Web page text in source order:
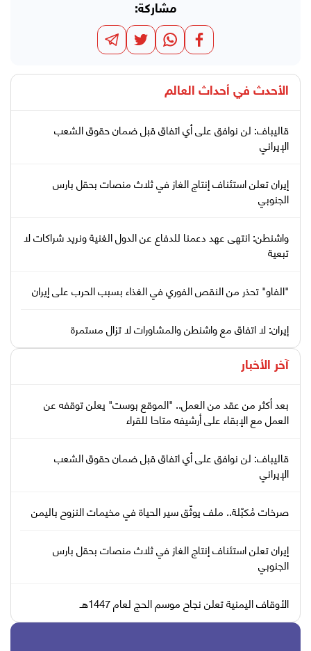
مشاركة:
الأحدث في أحداث العالم
قاليباف: لن نوافق على أي اتفاق قبل ضمان حقوق الشعب
الإيراني
إيران تعلن استئناف إنتاج الغاز في ثلاث منصات بحقل بارس
الجنوبي
واشنطن: انتهى عهد دعمنا للدفاع عن الدول الغنية ونريد شراكات لا
تبعية
"الفاو" تحذر من النقص الفوري في الغذاء بسبب الحرب على إيران
إيران: لا اتفاق مع واشنطن والمشاورات لا تزال مستمرة
آخر الأخبار
بعد أكثر من عقد من العمل.. "الموقع بوست" يعلن توقفه عن
العمل مع الإبقاء على أرشيفه متاحا للقراء
قاليباف: لن نوافق على أي اتفاق قبل ضمان حقوق الشعب
الإيراني
صرخات مُكبّلة.. ملف يوثّق سير الحياة في مخيمات النزوح باليمن
إيران تعلن استئناف إنتاج الغاز في ثلاث منصات بحقل بارس
الجنوبي
الأوقاف اليمنية تعلن نجاح موسم الحج لعام 1447هـ